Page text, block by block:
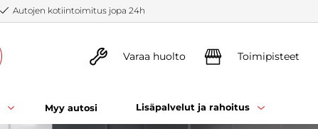
Autojen kotiintoimitus jopa 24h
Varaa huolto Toimipisteet
Myy autosi Lisäpalvelut ja rahoitus